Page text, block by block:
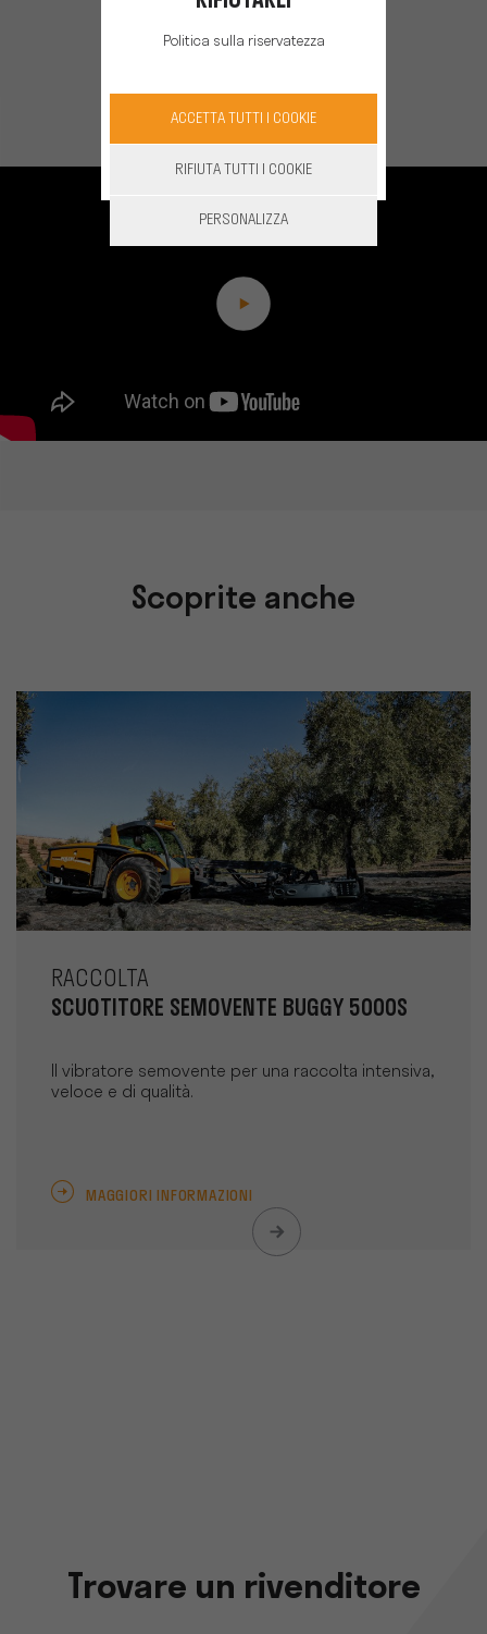
Scoprite anche
RACCOLTA
SCUOTITORE SEMOVENTE BUGGY 5000S
Il vibratore semovente per una raccolta intensiva,
veloce e di qualità.
MAGGIORI INFORMAZIONI
Trovare un rivenditore
Politica sulla riservatezza
ACCETTA TUTTI I COOKIE
RIFIUTA TUTTI I COOKIE
PERSONALIZZA